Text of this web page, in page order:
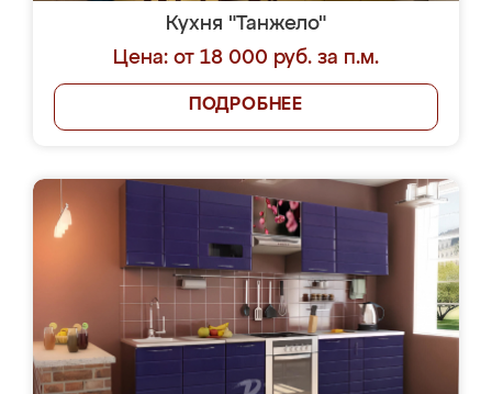
Кухня "Танжело"
Цена: от 18 000 руб. за п.м.
ПОДРОБНЕЕ